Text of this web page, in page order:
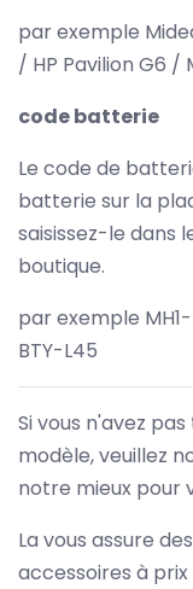
par exemple
/ HP Pavilion G6 /
code batterie
Le code de
batterie sur la
saisissez-le dans
boutique.
par exemple
BTY-L45
Si vous n'avez
modèle, veuillez
notre mieux pour
La vous assure
accessoires à